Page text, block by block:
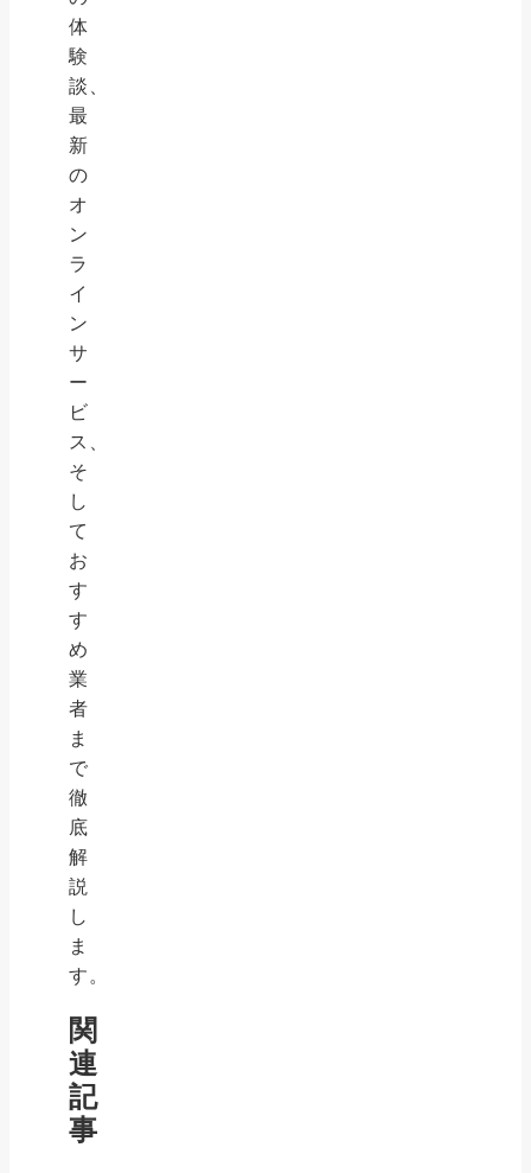
体
験
談、
最
新
の
オ
ン
ラ
イ
ン
サ
ー
ビ
ス、
そ
し
て
お
す
す
め
業
者
ま
で
徹
底
解
説
し
ま
す。
関
連
記
事